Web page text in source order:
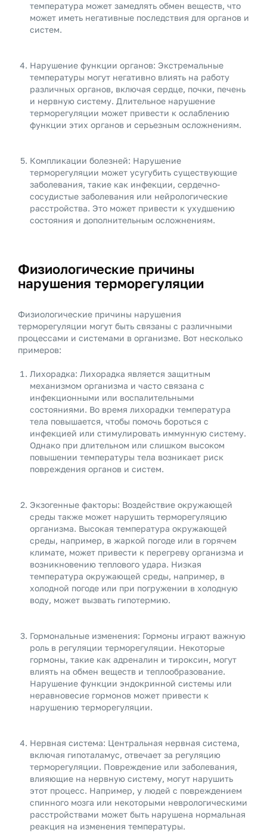
температура может замедлять обмен веществ, что
может иметь негативные последствия для органов и
систем.
Нарушение функции органов: Экстремальные
температуры могут негативно влиять на работу
различных органов, включая сердце, почки, печень
и нервную систему. Длительное нарушение
терморегуляции может привести к ослаблению
функции этих органов и серьезным осложнениям.
Компликации болезней: Нарушение
терморегуляции может усугубить существующие
заболевания, такие как инфекции, сердечно-
сосудистые заболевания или нейрологические
расстройства. Это может привести к ухудшению
состояния и дополнительным осложнениям.
Физиологические причины
нарушения терморегуляции
Физиологические причины нарушения
терморегуляции могут быть связаны с различными
процессами и системами в организме. Вот несколько
примеров:
Лихорадка: Лихорадка является защитным
механизмом организма и часто связана с
инфекционными или воспалительными
состояниями. Во время лихорадки температура
тела повышается, чтобы помочь бороться с
инфекцией или стимулировать иммунную систему.
Однако при длительном или слишком высоком
повышении температуры тела возникает риск
повреждения органов и систем.
Экзогенные факторы: Воздействие окружающей
среды также может нарушить терморегуляцию
организма. Высокая температура окружающей
среды, например, в жаркой погоде или в горячем
климате, может привести к перегреву организма и
возникновению теплового удара. Низкая
температура окружающей среды, например, в
холодной погоде или при погружении в холодную
воду, может вызвать гипотермию.
Гормональные изменения: Гормоны играют важную
роль в регуляции терморегуляции. Некоторые
гормоны, такие как адреналин и тироксин, могут
влиять на обмен веществ и теплообразование.
Нарушение функции эндокринной системы или
неравновесие гормонов может привести к
нарушению терморегуляции.
Нервная система: Центральная нервная система,
включая гипоталамус, отвечает за регуляцию
терморегуляции. Повреждение или заболевания,
влияющие на нервную систему, могут нарушить
этот процесс. Например, у людей с повреждением
спинного мозга или некоторыми неврологическими
расстройствами может быть нарушена нормальная
реакция на изменения температуры.